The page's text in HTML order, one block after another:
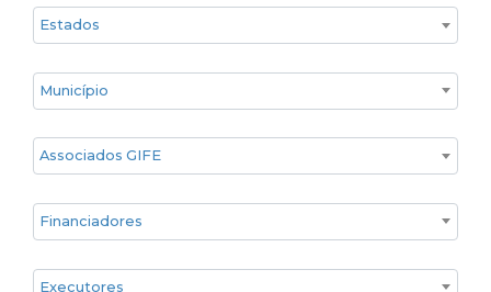
Estado
Cidade
Associados GIFE
Financiadores
Executores